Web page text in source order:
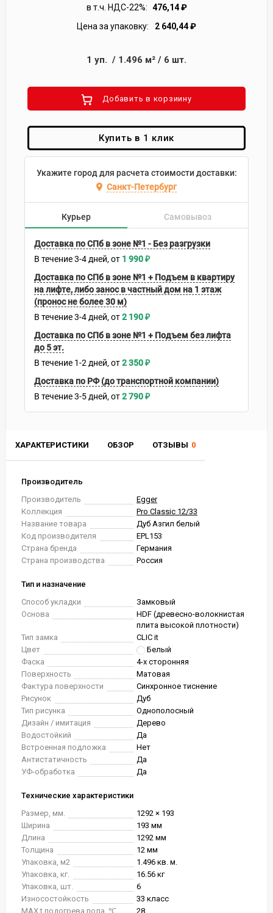
ХАРАКТЕРИСТИКИ ОБЗОР ОТЗЫВЫ 0
Производитель
Производитель
Egger
Коллекция
Pro Classic 12/33
Название товара
Дуб Азгил белый
Код производителя
EPL153
Страна бренда
Германия
Страна производства
Россия
Тип и назначение
Способ укладки
Замковый
Основа
HDF (древесно-волокнистая
плита высокой плотности)
Тип замка
CLIC it
Цвет
Белый
Фаска
4-х сторонняя
Поверхность
Матовая
Фактура поверхности
Синхронное тиснение
Рисунок
Дуб
Тип рисунка
Однополосный
Дизайн / имитация
Дерево
Водостойкий
Да
Встроенная подложка
Нет
Антистатичность
Да
УФ-обработка
Да
Технические характеристики
Размер, мм.
1292 × 193
Ширина
193 мм
Длина
1292 мм
Толщина
12 мм
Упаковка, м2
1.496 кв. м.
Упаковка, кг.
16.56 кг
Упаковка, шт.
6
Износостойкость
33 класс
MAX t подогрева пола, ℃
28
в т.ч. НДС-22%: 476,14₽
Цена за упаковку:
2 640,44₽
1 уп. / 1.496 м² / 6 шт.
Добавить в корзиину
Купить в 1 клик
Укажите город для расчета стоимости доставки:
Санкт-Петербург
Курьер Самовывоз
Доставка по СПб в зоне №1 - Без разгрузки
В течение3-4 дней 1 990₽
Доставка по СПб в зоне №1 + Подъем в квартиру
на лифте, либо занос в частный дом на 1 этаж
(пронос не более 30 м)
В течение3-4 дней 2 190₽
Доставка по СПб в зоне №1 + Подъем без лифта
до 5 эт.
В течение 1-2 дней 2 350₽
Доставка по РФ (до транспортной компании)
В течение3-5 дней 2 790₽